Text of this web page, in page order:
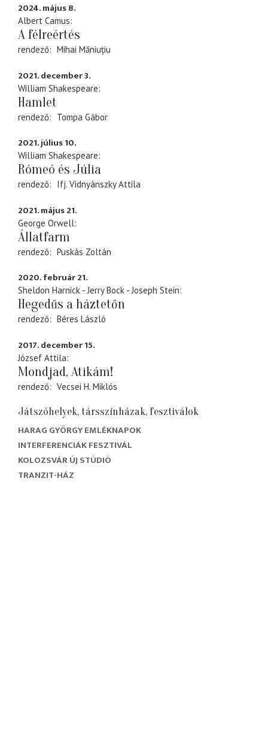
2024. május 8.
Albert Camus
A félreértés
rendező Mihai Măniuțiu
2021. december 3.
William Shakespeare
Hamlet
rendező Tompa Gábor
2021. július 10.
William Shakespeare
Rómeó és Júlia
rendező Ifj. Vidnyánszky Attila
2021. május 21.
George Orwell
Állatfarm
rendező Puskás Zoltán
2020. február 21.
Sheldon Harnick - Jerry Bock - Joseph Stein
Hegedűs a háztetőn
rendező Béres László
2017. december 15.
József Attila
Mondjad, Atikám!
rendező Vecsei H. Miklós
Játszóhelyek, társszínházak, fesztiválok
HARAG GYÖRGY EMLÉKNAPOK
INTERFERENCIÁK FESZTIVÁL
KOLOZSVÁR ÚJ STÚDIÓ
TRANZIT-HÁZ